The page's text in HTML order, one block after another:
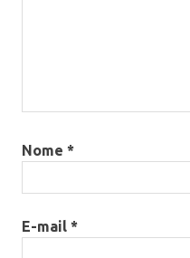
Nome *
E-mail *